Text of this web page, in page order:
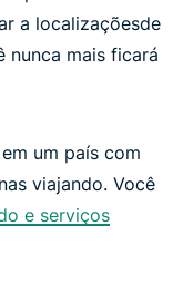
a localizaçõesde
nunca mais ficará
um país com
viajando. Você
e serviços